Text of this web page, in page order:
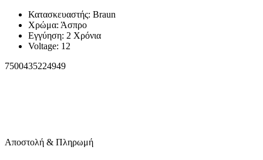
Επίγεια – Δορυφορική Λήψη
Κεραίες Εξωτερικές
Ψηφιακοί Δέκτες
Τηλεοράσεις
Κατασκευαστής: Braun
Χρώμα: Άσπρο
Εγγύηση: 2 Χρόνια
Voltage: 12
7500435224949
Αποστολή & Πληρωμή